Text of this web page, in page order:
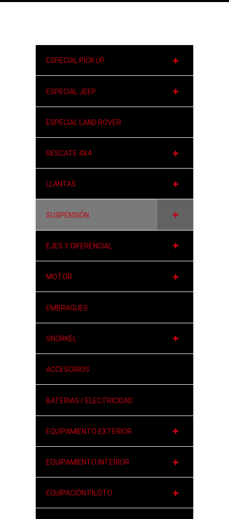
ESPECIAL PICK UP
ESPECIAL JEEP
ESPECIAL LAND ROVER
RESCATE 4X4
LLANTAS
SUSPENSIÓN
EJES Y DIFERENCIAL
MOTOR
EMBRAGUES
SNORKEL
ACCESORIOS
BATERIAS / ELECTRICIDAD
EQUIPAMIENTO EXTERIOR
EQUIPAMIENTO INTERIOR
EQUIPACIÓN PILOTO